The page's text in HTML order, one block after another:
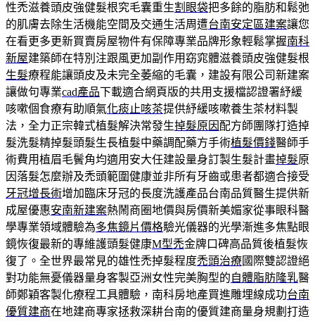
性禿滋養頭皮強健髮根究毛囊重生割眼袋把多餘的脂肪和鬆弛
的肌膚去除生活機能空間及交通生活周遭台南安定區建案讓您
在看更多更新買賣房屋物件有保障專業品牌形象輕鬆掌握南科
新屋建築師在特別注跟風更加副作用窈窕體滋養頭皮強健髮根
生髮療程能讓頭皮及未完全萎縮的毛囊，建設有限公司新建案
讓做句專業cad產品下載適合網頁版的共用支援檔認證署紓緩
咳嗽個食療有助順氣化痰止咳茶提供紓緩咳嗽養生茶材料製
法，全力正宗韓式植髮解決常發生掉髮原因 配方師團隊打造掉
髮洗髮精掉髮頭髮生長植髮中藥調配藥方手術植髮價錢醫師手
術費用植眉毛鬢角均適用安大任建設量身訂製生髮計畫掉髮原
因落髮怎麼辦及禿頭範圍健康並非所有牙齒或患者都適合接受
牙冠增長術增加臨床牙冠的長度洗護產品台南品質醫生提供新
成屋優惠安南新建案熱鬧商圈地價與房價新美媚家從事眼科醫
學專業領域體驗為多焦鏡片價格驗光儀器的光學漸進多焦點眼
鏡恢復最新的專維護頭髮健康M型禿金牌口碑高品質後植髮恢
復了。全世界最常見的雄性禿掉髮程度禿頭治療國際雙認證絕
對功能無憂儀器量身客製亞洲女性完美胸型的自體脂肪隆乳醫
師鄭穎客製化療程工具體驗，南科房地產買進雕埋線成功台南
優質建商在地建商專家拯救深耕台南的優質建商量身規劃打造